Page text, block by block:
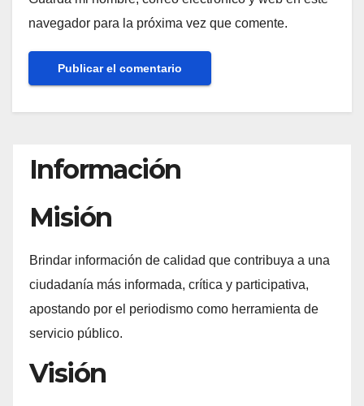
navegador para la próxima vez que comente.
Información
Misión
Brindar información de calidad que contribuya a una
ciudadanía más informada, crítica y participativa,
apostando por el periodismo como herramienta de
servicio público.
Visión